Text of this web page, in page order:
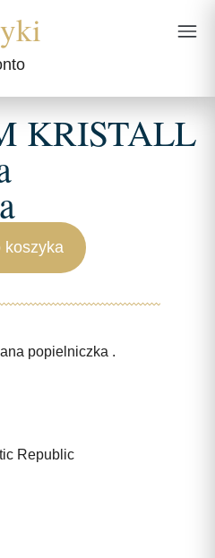
KRISTALL
koszyka
popielniczka .
Republic